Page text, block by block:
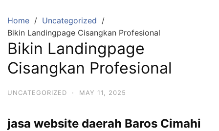
content
Home
Uncategorized
Bikin Landingpage Cisangkan Profesional
Bikin Landingpage
Cisangkan Profesional
UNCATEGORIZED · MAY 11, 2025
jasa website daerah Baros Cimahi